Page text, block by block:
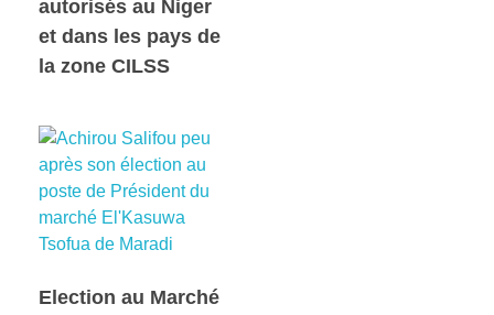
autorisés au Niger
et dans les pays de
la zone CILSS
Election au Marché